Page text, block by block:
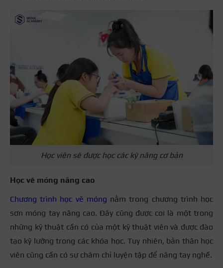
Học viên sẽ được học các kỹ năng cơ bản
Học vẽ móng nâng cao
Chương trình học vẽ móng nằm trong chương trình học
sơn móng tay nâng cao. Đây cũng được coi là một trong
những kỹ thuật cần có của một kỹ thuật viên và được đào
tạo kỹ lưỡng trong các khóa học. Tuy nhiên, bản thân học
viên cũng cần có sự chăm chỉ luyện tập để nâng tay nghề.